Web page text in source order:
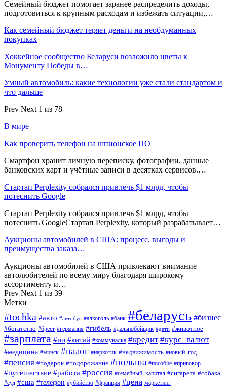
Семейный бюджет помогает заранее распределить доходы,
подготовиться к крупным расходам и избежать ситуации,…
Как семейный бюджет теряет деньги на необдуманных
покупках
Хоккейное сообщество Беларуси возложило цветы к
Монументу Победы в…
Умный автомобиль: какие технологии уже стали стандартом и
что дальше
Prev Next 1 из 78
В мире
Как проверить телефон на шпионское ПО
Смартфон хранит личную переписку, фотографии, данные
банковских карт и учётные записи в десятках сервисов.…
Стартап Perplexity собрался привлечь $1 млрд, чтобы
потеснить Google
Стартап Perplexity собрался привлечь $1 млрд, чтобы
потеснить GoogleСтартап Perplexity, который разрабатывает…
Аукционы автомобилей в США: процесс, выгоды и
преимущества заказа…
Аукционы автомобилей в США привлекают внимание
автолюбителей по всему миру благодаря широкому
ассортименту и…
Prev Next 1 из 39
Метки
#tochka #авто #автобус #алкоголь #банк #беларусь #бизнес
#богатство #брест #германия #гибель #дальнобойщик #дети #животное
#зарплата #ип #китай #коммуналка #кредит #курс_валют
#медицина #минск #налог #наркотик #недвижимость #новый_год
#пенсия #подарок #подорожание #польша #пособие #приговор
#путешествие #работа #россия #семейный_капитал #сигарета #собака
#суд #сша #телефон #убийство #франция #цена маркетинг